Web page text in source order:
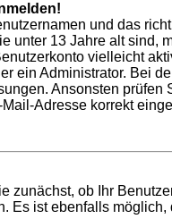
und das
unter 13 Jahre alt sind,
vielleicht
ein Administrator. Bei
Ansonsten
Adresse korrekt
zunächst, ob Ihr
Es ist ebenfalls